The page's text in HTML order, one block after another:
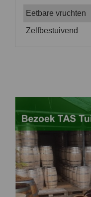
Eetbare vruchten
Zelfbestuivend